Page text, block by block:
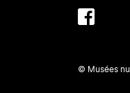
© Musées